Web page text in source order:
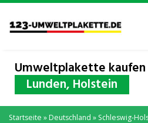
Skip
main
Umweltplakette kaufen
Lunden, Holstein
Startseite » Deutschland » Schleswig-